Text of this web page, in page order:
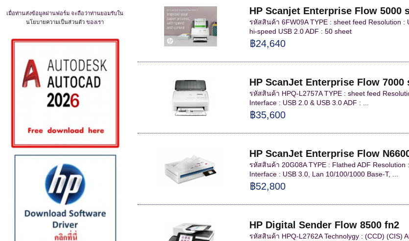
เมื่อท่านส่งข้อมูลผ่านฟอร์ม จะถือว่าท่านยอมรับใน
นโยบายความเป็นส่วนตัวของเรา
HP Scanjet Enterprise Flow 5000
รหัสสินค้า 6FW09A TYPE : sheet feed Resolution :
hi-speed USB 2.0 ADF : 50 sheet
฿24,640
HP ScanJet Enterprise Flow 7000
รหัสสินค้า HPQ-L2757A TYPE : sheet feed
Interface : USB 2.0 & USB 3.0 ADF : ...
฿35,600
HP ScanJet Enterprise Flow
รหัสสินค้า 20G08A TYPE : Flathed ADF
Interface : USB 3.0, Lan 10/100/1000 Base-T, ...
฿52,800
HP Digital Sender Flow 8500 fn2
รหัสสินค้า HPQ-L2762A Technolygy : (CCD) (CIS)